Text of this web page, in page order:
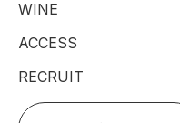
WINE
ACCESS
RECRUIT